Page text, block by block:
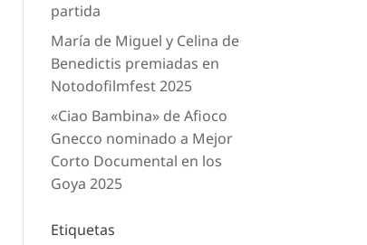
partida
María de Miguel y Celina de
Benedictis premiadas en
Notodofilmfest 2025
«Ciao Bambina» de Afioco
Gnecco nominado a Mejor
Corto Documental en los
Goya 2025
Etiquetas